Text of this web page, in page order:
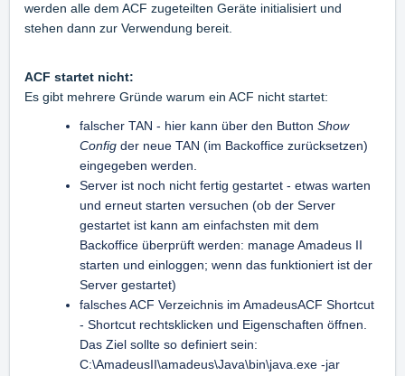
werden alle dem ACF zugeteilten Geräte initialisiert und
stehen dann zur Verwendung bereit.
ACF startet nicht:
Es gibt mehrere Gründe warum ein ACF nicht startet:
falscher TAN - hier kann über den Button Show
Config der neue TAN (im Backoffice zurücksetzen)
eingegeben werden.
Server ist noch nicht fertig gestartet - etwas warten
und erneut starten versuchen (ob der Server
gestartet ist kann am einfachsten mit dem
Backoffice überprüft werden: manage Amadeus II
starten und einloggen; wenn das funktioniert ist der
Server gestartet)
falsches ACF Verzeichnis im AmadeusACF Shortcut
- Shortcut rechtsklicken und Eigenschaften öffnen.
Das Ziel sollte so definiert sein:
C:\AmadeusII\amadeus\Java\bin\java.exe -jar